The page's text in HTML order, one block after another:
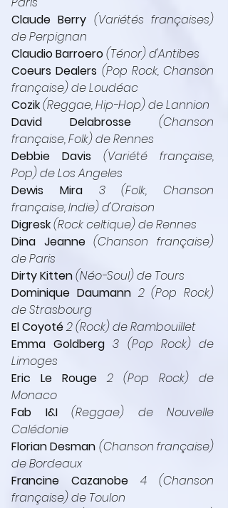
Claude Berry (Variétés françaises)
de Perpignan
Claudio Barroero (Ténor) d'Antibes
Coeurs Dealers (Pop Rock, Chanson
française) de Loudéac
Cozik (Reggae, Hip-Hop) de Lannion
David Delabrosse (Chanson
française, Folk) de Rennes
Debbie Davis (Variété française,
Pop) de Los Angeles
Dewis Mira 3 (Folk, Chanson
française, Indie) d'Oraison
Digresk(Rock celtique) de Rennes
Dina Jeanne (Chanson française)
de Paris
Dirty Kitten(Néo-Soul) de Tours
Dominique Daumann 2 (Pop Rock)
de Strasbourg
El Coyoté 2 (Rock) de Rambouillet
Emma Goldberg 3 (Pop Rock) de
Limoges
Eric Le Rouge 2 (Pop Rock) de
Monaco
Fab I&I (Reggae) de Nouvelle
Calédonie
Florian Desman (Chanson française)
de Bordeaux
Francine Cazanobe 4 (Chanson
française) de Toulon